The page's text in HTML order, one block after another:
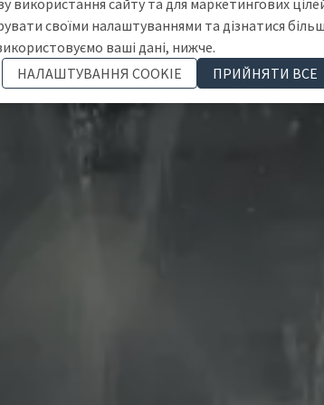
використання сайту та для маркетингових
своїми налаштуваннями та дізнатися
ваші дані, нижче.
НАЛАШТУВАННЯ COOKIE
ПРИЙНЯТИ ВСЕ